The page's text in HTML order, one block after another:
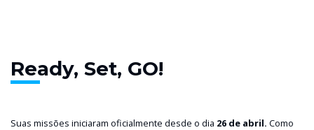
Ready, Set, GO!
Suas missões iniciaram oficialmente desde o dia 26 de abril. Como